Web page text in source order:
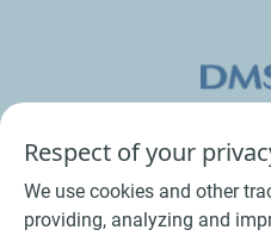
Respect of your
We use cookies and other
providing, analyzing and